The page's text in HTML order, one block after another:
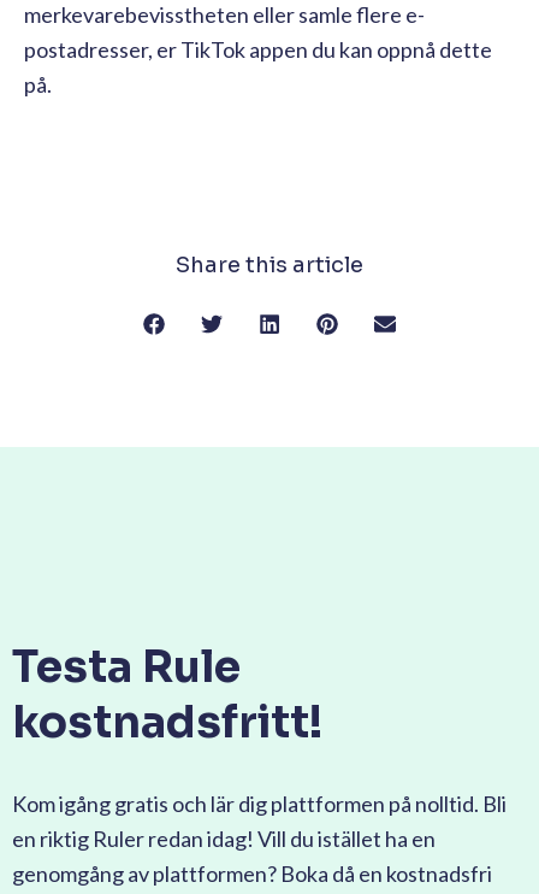
merkevarebevisstheten eller samle flere e-
postadresser, er TikTok appen du kan oppnå dette
på.
Share this article
Testa Rule
kostnadsfritt!
Kom igång gratis och lär dig plattformen på nolltid. Bli
en riktig Ruler redan idag! Vill du istället ha en
genomgång av plattformen? Boka då en kostnadsfri